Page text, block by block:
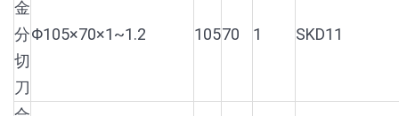
金
分
切
刀
Φ105×70×1~1.2 10570 1 SKD11